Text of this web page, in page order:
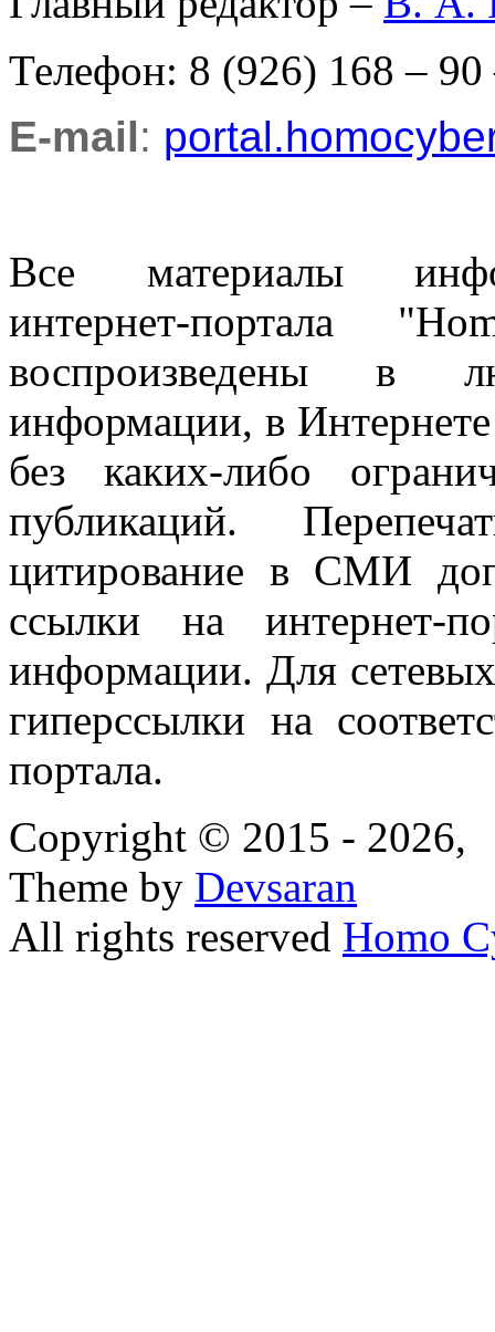
Телефон: 8 (926) 168 – 90
E-mail:
Все материалы
интернет-портала
воспроизведены в
информации, в
без каких-либо
публикаций.
цитирование в СМИ
ссылки на интернет-
информации. Для
гиперссылки на
портала.
Copyright © 2015 - 2026,
Theme by Devsaran
All rights reserved Homo